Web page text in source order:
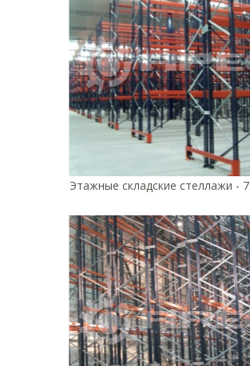
Этажные складские стеллажи - 7